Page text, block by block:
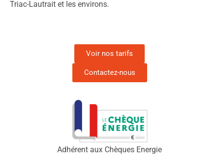
Triac-Lautrait et les environs.
Voir nos tarifs
Contactez-nous
Adhérent aux Chèques Energie